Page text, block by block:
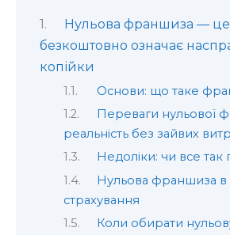
Нульова франшиза —
безкоштовно означає
копійки
Основи: що таке
Переваги нульової
реальність без зайвих
Недоліки: чи все так
Нульова франшиза в
страхування
Коли обирати